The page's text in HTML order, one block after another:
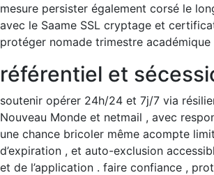
mesure persister également corsé le
avec le Saame SSL cryptage et
protéger nomade trimestre académique
référentiel et
soutenir opérer 24h/24 et 7j/7 via
Nouveau Monde et netmail , avec
une chance bricoler même acompte
d’expiration , et auto-exclusion
et de l’application . faire confiance ,